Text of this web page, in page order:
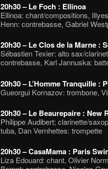
20h30 – Le Foch : Ellinoa
Ellinoa: chant/compositions,
Henn: contrebasse, Gabriel
20h30 – Le Clos de la Marne :
Sébastien Texier: alto sax/
contrebasse, Karl Jannuska:
20h30 – L’Homme Tranquille :
Gueorgui Kornazov: trombone,
20h30 – Le Beaurepaire : New
Philippe Audibert; clarinette/
tuba, Dan Vernhettes: trompette
20h30 – CasaMama : Paris
Liza Edouard: chant, Olivier